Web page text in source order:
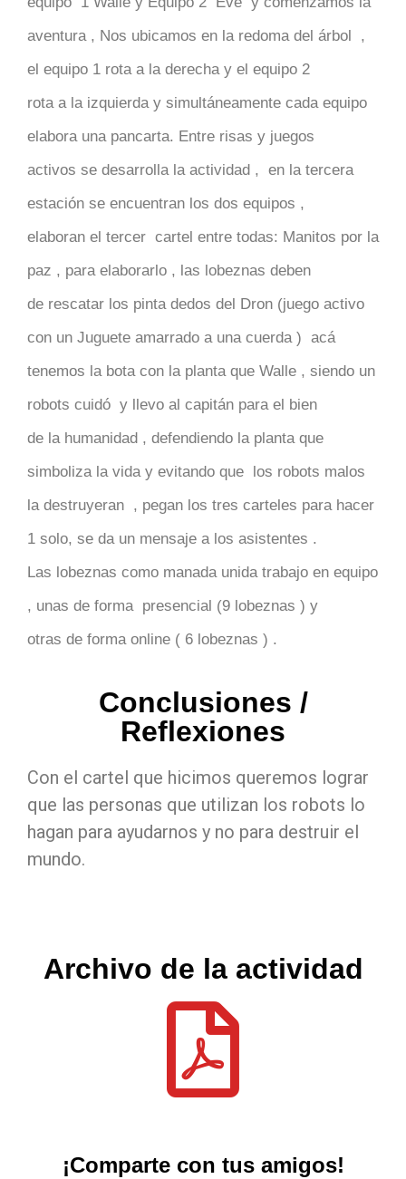
aventura , Nos ubicamos en la redoma del árbol ,
el equipo 1 rota a la derecha y el equipo 2
rota a la izquierda y simultáneamente cada equipo
elabora una pancarta. Entre risas y juegos
activos se desarrolla la actividad , en la tercera
estación se encuentran los dos equipos ,
elaboran el tercer cartel entre todas: Manitos por la
paz , para elaborarlo , las lobeznas deben
de rescatar los pinta dedos del Dron (juego activo
con un Juguete amarrado a una cuerda ) acá
tenemos la bota con la planta que Walle , siendo un
robots cuidó y llevo al capitán para el bien
de la humanidad , defendiendo la planta que
simboliza la vida y evitando que los robots malos
la destruyeran , pegan los tres carteles para hacer
1 solo, se da un mensaje a los asistentes .
Las lobeznas como manada unida trabajo en equipo
, unas de forma presencial (9 lobeznas ) y
otras de forma online ( 6 lobeznas ) .
Conclusiones /
Reflexiones
Con el cartel que hicimos queremos lograr
que las personas que utilizan los robots lo
hagan para ayudarnos y no para destruir el
mundo.
Archivo de la actividad
¡Comparte con tus amigos!